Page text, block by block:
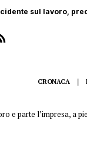
Jazz… e non solo”:
CRONACA
e parte l’impresa, a